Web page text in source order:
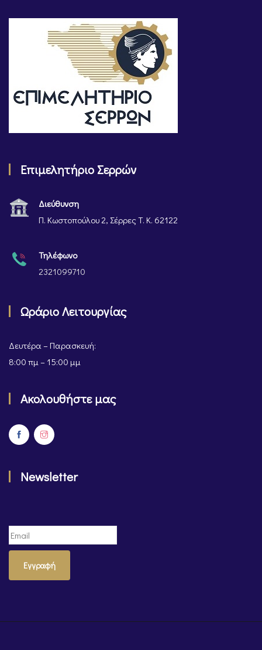
Επιμελητήριο Σερρών
Διεύθυνση
Π. Κωστοπούλου 2, Σέρρες Τ. Κ. 62122
Τηλέφωνο
2321099710
Ωράριο Λειτουργίας
Δευτέρα – Παρασκευή:
8:00 πμ – 15:00 μμ
Ακολουθήστε μας
Newsletter
Εγγραφή